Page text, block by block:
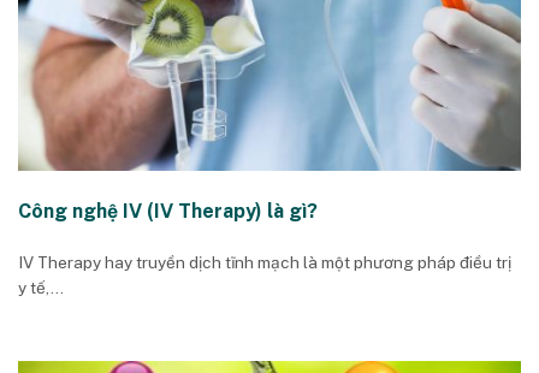
Công nghệ IV (IV Therapy) là gì?
IV Therapy hay truyền dịch tĩnh mạch là một phương pháp điều trị
y tế,...